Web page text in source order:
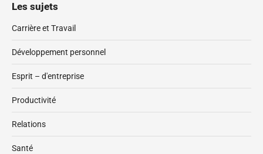
Les sujets
Carrière et Travail
Développement personnel
Esprit – d'entreprise
Productivité
Relations
Santé